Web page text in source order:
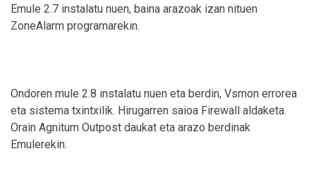
Emule 2.7 instalatu nuen, baina arazoak izan nituen
ZoneAlarm programarekin.
Ondoren mule 2.8 instalatu nuen eta berdin, Vsmon errorea
eta sistema txintxilik. Hirugarren saioa Firewall aldaketa.
Orain Agnitum Outpost daukat eta arazo berdinak
Emulerekin.